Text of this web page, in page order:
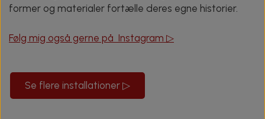
former og materialer fortælle deres egne historier.
Følg mig også gerne på Instagram ▷
Se flere installationer ▷